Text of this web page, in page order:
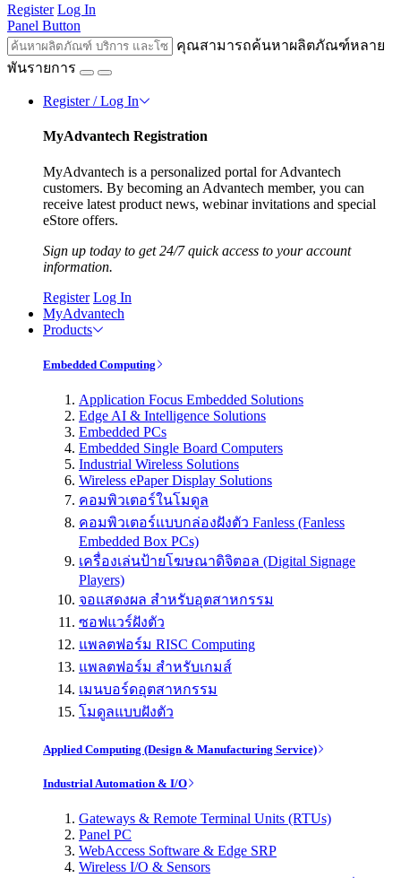
Register Log In
Panel Button
คุณสามารถค้นหาผลิตภัณฑ์หลาย
พันรายการ
Register / Log In
MyAdvantech Registration
MyAdvantech is a personalized portal for Advantech
customers. By becoming an Advantech member, you can
receive latest product news, webinar invitations and special
eStore offers.
Sign up today to get 24/7 quick access to your account
information.
Register Log In
MyAdvantech
Products
Embedded Computing
Application Focus Embedded Solutions
Edge AI & Intelligence Solutions
Embedded PCs
Embedded Single Board Computers
Industrial Wireless Solutions
Wireless ePaper Display Solutions
คอมพิวเตอร์ในโมดูล
คอมพิวเตอร์แบบกล่องฝังตัว Fanless (Fanless
Embedded Box PCs)
เครื่องเล่นป้ายโฆษณาดิจิตอล (Digital Signage
Players)
จอแสดงผล สำหรับอุตสาหกรรม
ซอฟแวร์ฝังตัว
แพลตฟอร์ม RISC Computing
แพลตฟอร์ม สำหรับเกมส์
เมนบอร์ดอุตสาหกรรม
โมดูลแบบฝังตัว
Applied Computing (Design & Manufacturing Service)
Industrial Automation & I/O
Gateways & Remote Terminal Units (RTUs)
Panel PC
WebAccess Software & Edge SRP
Wireless I/O & Sensors